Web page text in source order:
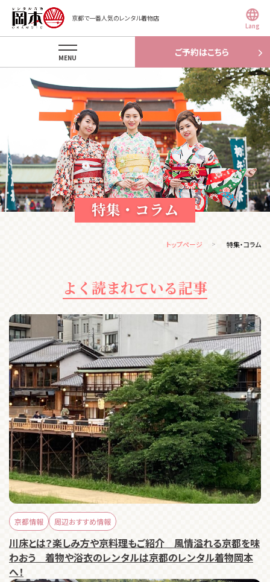
京都で一番人気のレンタル着物店
Lang
ご予約はこちら
MENU
特集・コラム
トップページ 特集・コラム
よく読まれている記事
京都情報 周辺おすすめ情報
川床とは？楽しみ方や京料理もご紹介 風情溢れる京都を味
わおう 着物や浴衣のレンタルは京都のレンタル着物岡本
へ！